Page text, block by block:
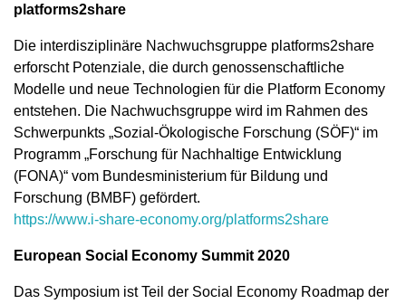
platforms2share
Die interdisziplinäre Nachwuchsgruppe platforms2share
erforscht Potenziale, die durch genossenschaftliche
Modelle und neue Technologien für die Platform Economy
entstehen. Die Nachwuchsgruppe wird im Rahmen des
Schwerpunkts „Sozial-Ökologische Forschung (SÖF)“ im
Programm „Forschung für Nachhaltige Entwicklung
(FONA)“ vom Bundesministerium für Bildung und
Forschung (BMBF) gefördert.
https://www.i-share-economy.org/platforms2share
European Social Economy Summit 2020
Das Symposium ist Teil der Social Economy Roadmap der